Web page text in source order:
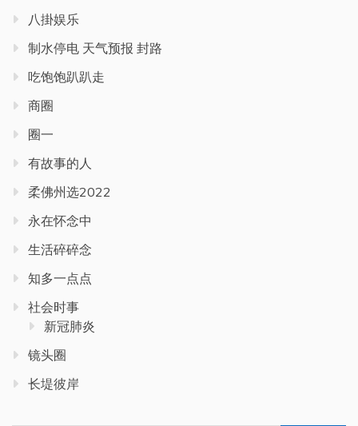
八掛娱乐
制水停电 天气预报 封路
吃饱饱趴趴走
商圈
圈一
有故事的人
柔佛州选2022
永在怀念中
生活碎碎念
知多一点点
社会时事
新冠肺炎
镜头圈
长堤彼岸